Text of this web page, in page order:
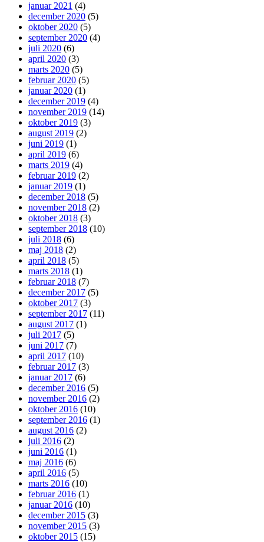
januar 2021 (4)
december 2020 (5)
oktober 2020 (5)
september 2020 (4)
juli 2020 (6)
april 2020 (3)
marts 2020 (5)
februar 2020 (5)
januar 2020 (1)
december 2019 (4)
november 2019 (14)
oktober 2019 (3)
august 2019 (2)
juni 2019 (1)
april 2019 (6)
marts 2019 (4)
februar 2019 (2)
januar 2019 (1)
december 2018 (5)
november 2018 (2)
oktober 2018 (3)
september 2018 (10)
juli 2018 (6)
maj 2018 (2)
april 2018 (5)
marts 2018 (1)
februar 2018 (7)
december 2017 (5)
oktober 2017 (3)
september 2017 (11)
august 2017 (1)
juli 2017 (5)
juni 2017 (7)
april 2017 (10)
februar 2017 (3)
januar 2017 (6)
december 2016 (5)
november 2016 (2)
oktober 2016 (10)
september 2016 (1)
august 2016 (2)
juli 2016 (2)
juni 2016 (1)
maj 2016 (6)
april 2016 (5)
marts 2016 (10)
februar 2016 (1)
januar 2016 (10)
december 2015 (3)
november 2015 (3)
oktober 2015 (15)